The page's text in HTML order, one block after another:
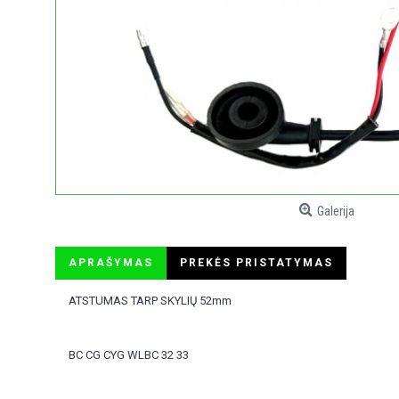
Galerija
APRAŠYMAS PREKĖS PRISTATYMAS
ATSTUMAS TARP SKYLIŲ 52mm
BC CG CYG WLBC 32 33